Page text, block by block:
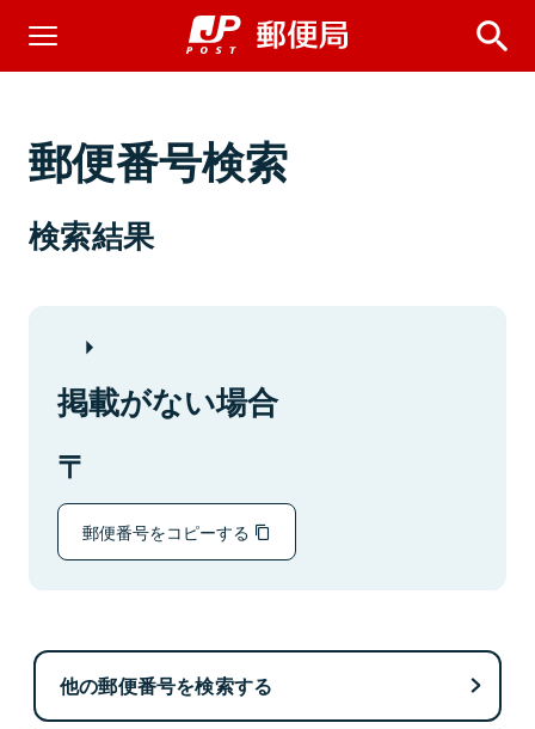
郵便番号検索
検索結果
掲載がない場合
郵便番号をコピーする
他の郵便番号を検索する